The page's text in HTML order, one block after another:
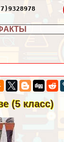
(5 класс)